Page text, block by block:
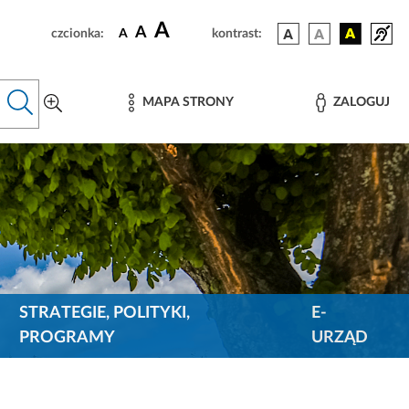
czcionka: A A A kontrast:
MAPA STRONY ZALOGUJ
STRATEGIE, POLITYKI,
PROGRAMY
E-
URZĄD